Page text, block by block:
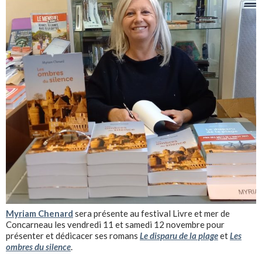
Myriam Chenard sera présente au festival Livre et mer de
Concarneau les vendredi 11 et samedi 12 novembre pour
présenter et dédicacer ses romans Le disparu de la plageetLes
ombres du silence.